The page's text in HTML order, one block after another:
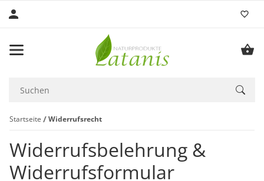
Startseite Widerrufsrecht
Widerrufsbelehrung &
Widerrufsformular